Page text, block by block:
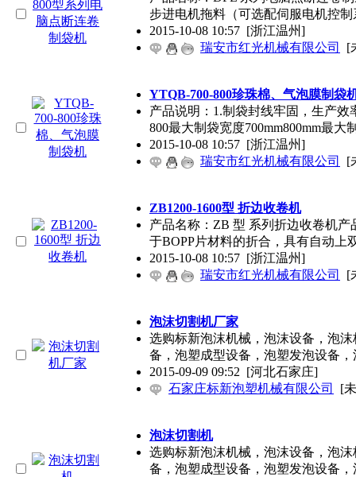
步进电机拖料（可选配伺服电机控制
2015-10-08 10:57 [浙江温州]
瑞安市红光机械有限公司
[
YTQB-700-800珍珠棉、气泡膜制袋
产品说明：1.制袋封线牢固，生产
800最大制袋宽度700mm800mm最大
2015-10-08 10:57 [浙江温州]
瑞安市红光机械有限公司
[
ZB1200-1600型 折边收卷机
产品名称：ZB 型 系列折边收卷机
于BOPP片材料的折合，具有自动上
2015-10-08 10:57 [浙江温州]
瑞安市红光机械有限公司
[
泡沫切割机厂家
选购标新泡沫机械，泡沫设备，泡
备，泡塑成型设备，泡塑发泡设备，
2015-09-09 09:52 [河北石家庄]
石家庄标新泡塑机械有限公司
[
泡沫切割机
选购标新泡沫机械，泡沫设备，泡
备，泡塑成型设备，泡塑发泡设备，